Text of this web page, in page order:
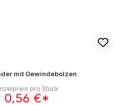
mit Gewindebolzen
pro Stück
0,56 €*